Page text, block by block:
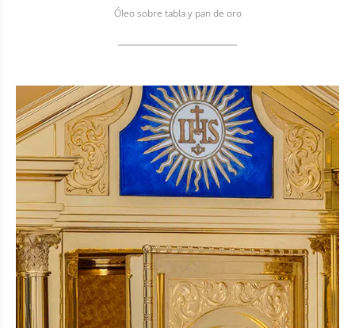
Óleo sobre tabla y pan de oro